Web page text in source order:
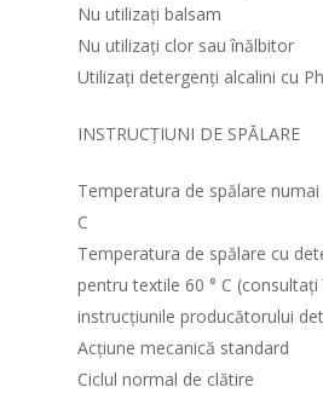
Nu utilizați balsam
Nu utilizați clor sau înălbitor
Utilizați detergenți alcalini cu
INSTRUCȚIUNI DE SPĂLARE
Temperatura de spălare
C
Temperatura de spălare cu
pentru textile 60 ° C
instrucțiunile producătorului
Acțiune mecanică standard
Ciclul normal de clătire